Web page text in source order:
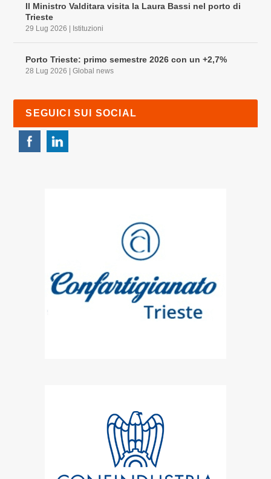
Il Ministro Valditara visita la Laura Bassi nel porto di
Trieste
29 Lug 2026 | Istituzioni
Porto Trieste: primo semestre 2026 con un +2,7%
28 Lug 2026 |Global news
SEGUICI SUI SOCIAL